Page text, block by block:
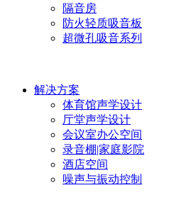
隔音房
防火轻质吸音板
超微孔吸音系列
解决方案
体育馆声学设计
厅堂声学设计
会议室办公空间
录音棚|家庭影院
酒店空间
噪声与振动控制